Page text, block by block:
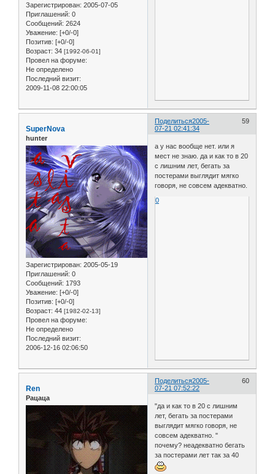
Зарегистрирован: 2005-07-05
Приглашений: 0
Сообщений: 2624
Уважение: [+0/-0]
Позитив: [+0/-0]
Возраст: 34 [1992-06-01]
Провел на форуме:
Не определено
Последний визит:
2009-11-08 22:00:05
Поделиться 59
2005-
07-21 02:41:34
SuperNova
hunter
Зарегистрирован: 2005-05-19
Приглашений: 0
Сообщений: 1793
Уважение: [+0/-0]
Позитив: [+0/-0]
Возраст: 44 [1982-02-13]
Провел на форуме:
Не определено
Последний визит:
2006-12-16 02:06:50
а у нас вообще нет. или я
мест не знаю. да и как то в 20
с лишним лет, бегать за
постерами выглядит мягко
говоря, не совсем адекватно.
0
Поделиться 60
2005-
07-21 07:52:22
Ren
Рацаца
"да и как то в 20 с лишним
лет, бегать за постерами
выглядит мягко говоря, не
совсем адекватно. "
почему? неадекватно бегать
за постерами лет так за 40